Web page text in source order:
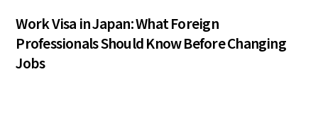
Work Visa in Japan: What Foreign
Professionals Should Know Before Changing
Jobs